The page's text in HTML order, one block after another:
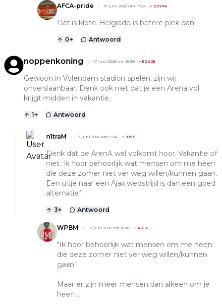
AFCA-pride 17 juni 2026 om 17:24 + 20974
Dat is klote. Belgrado is betere plek dan.
0+ Antwoord
noppenkoning 17 juni 2026 om 15:30 + 50405
Gewoon in Volendam stadion spelen, zijn wij
onverslaanbaar. Denk ook niet dat je een Arena vol
krijgt midden in vakantie.
1+ Antwoord
n1traM 17 juni 2026 om 15:36 +1093
Denk dat de ArenA wel volkomt hoor. Vakantie of
niet. Ik hoor behoorlijk wat mensen om me heen
die deze zomer niet ver weg willen/kunnen gaan.
Een uitje naar een Ajax wedstrijd is dan een goed
alternatief.
3+ Antwoord
WPBM 17 juni 2026 om 16:16 + 40131
"Ik hoor behoorlijk wat mensen om me heen
die deze zomer niet ver weg willen/kunnen
gaan"
Maar er zijn meer mensen dan alkeen om je
heen....